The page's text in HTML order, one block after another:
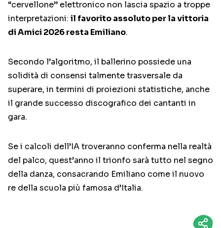
“cervellone” elettronico non lascia spazio a troppe
interpretazioni: il favorito assoluto per la vittoria
di Amici 2026 resta Emiliano.
Secondo l’algoritmo, il ballerino possiede una
solidità di consensi talmente trasversale da
superare, in termini di proiezioni statistiche, anche
il grande successo discografico dei cantanti in
gara.
Se i calcoli dell’IA troveranno conferma nella realtà
del palco, quest’anno il trionfo sarà tutto nel segno
della danza, consacrando Emiliano come il nuovo
re della scuola più famosa d’Italia.